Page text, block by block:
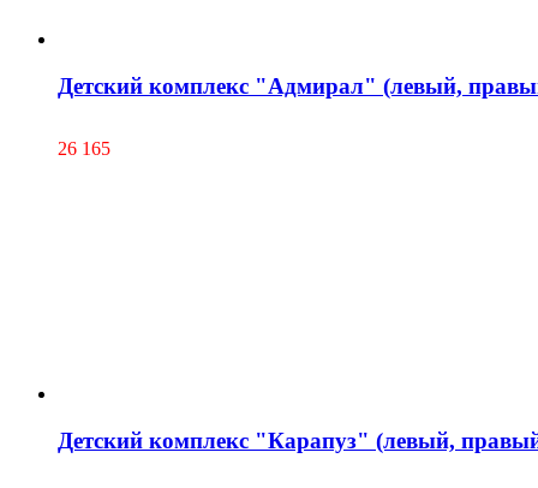
Детский комплекс "Адмирал" (левый,
26 165
Детский комплекс "Карапуз" (левый,